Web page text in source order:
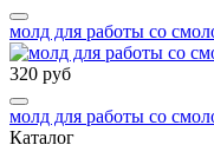
молд для работы со
320 руб
молд для работы со
Каталог